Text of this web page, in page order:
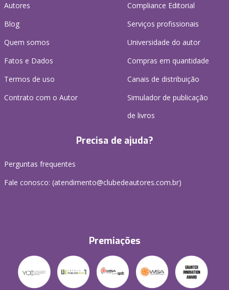
Autores
Blog
Quem somos
Fatos e Dados
Termos de uso
Contrato com o Autor
Compliance Editorial
Serviços profissionais
Universidade do autor
Compras em quantidade
Canais de distribuição
Simulador de publicação
de livros
Precisa de ajuda?
Perguntas frequentes
Fale conosco: (atendimento@clubedeautores.com.br)
Premiações